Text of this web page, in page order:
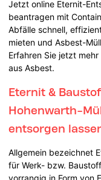
Jetzt online Eternit-
beantragen mit
Abfälle schnell,
mieten und Asbest-
Erfahren Sie jetzt
aus Asbest.
Eternit &
Hohenwarth-
entsorgen
Allgemein bezeichnet
für Werk- bzw.
vorrangig in Form von